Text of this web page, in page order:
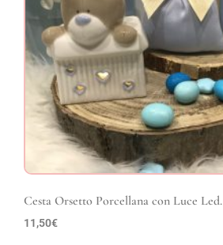
Cesta Orsetto Porcellana con Luce Led.
11,50€